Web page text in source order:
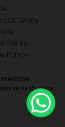
uwagę
Wśród
Polsce
Róża
się na ich użycie.